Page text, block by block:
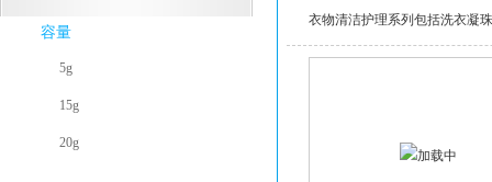
容量
5g
15g
20g
衣物清洁护理系列包括洗衣凝